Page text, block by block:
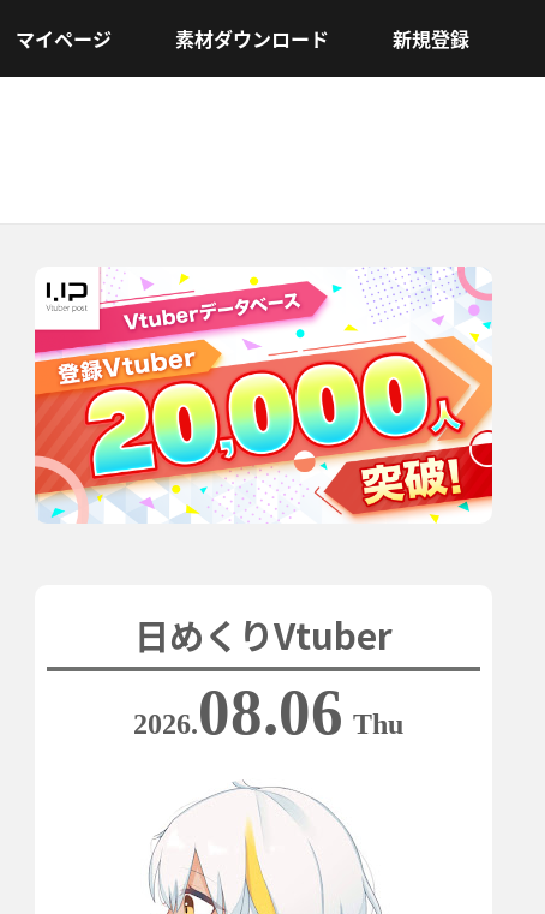
マイページ 素材ダウンロード 新規登録
日めくりVtuber
2026.08.06 Thu